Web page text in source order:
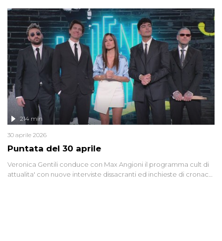
di settore - su quanto la guerra sia diventata una realtà pervasiva.
Anche se l'Italia non è direttamente coinvolta in conflitti armati, il
contesto globale rende impossibile considerarla un fenomeno
lontano.
Puntata del 30 aprile
214 min
30 aprile 2026
Veronica Gentili conduce con Max Angioni il programma cult di
attualita' con nuove interviste dissacranti ed inchieste di cronaca